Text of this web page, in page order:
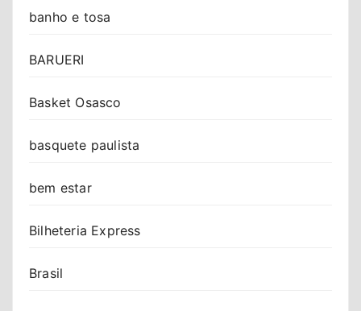
banho e tosa
BARUERI
Basket Osasco
basquete paulista
bem estar
Bilheteria Express
Brasil